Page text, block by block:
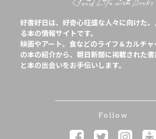
好書好日は、好奇心旺盛な人々に向けた
る本の情報サイトです。
映画やアート、食などのライフ＆カルチ
の本の紹介から、朝日新聞に掲載された
と本の出会いをお手伝いします。
Follow